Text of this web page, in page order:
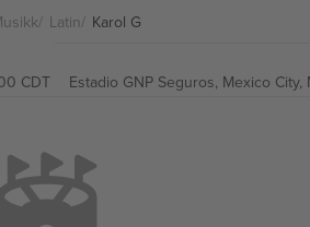
Latin Karol G
CDT Estadio GNP Seguros, Mexico City,